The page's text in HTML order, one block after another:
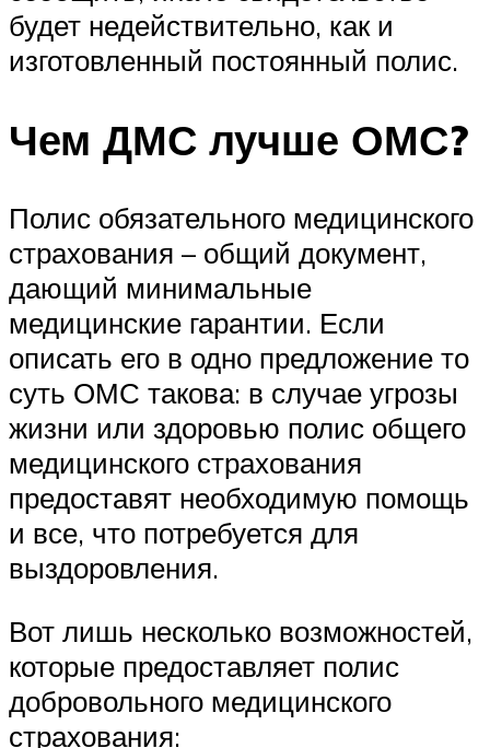
будет недействительно, как и
изготовленный постоянный полис.
Чем ДМС лучше ОМС?
Полис обязательного медицинского
страхования – общий документ,
дающий минимальные
медицинские гарантии. Если
описать его в одно предложение то
суть ОМС такова: в случае угрозы
жизни или здоровью полис общего
медицинского страхования
предоставят необходимую помощь
и все, что потребуется для
выздоровления.
Вот лишь несколько возможностей,
которые предоставляет полис
добровольного медицинского
страхования: